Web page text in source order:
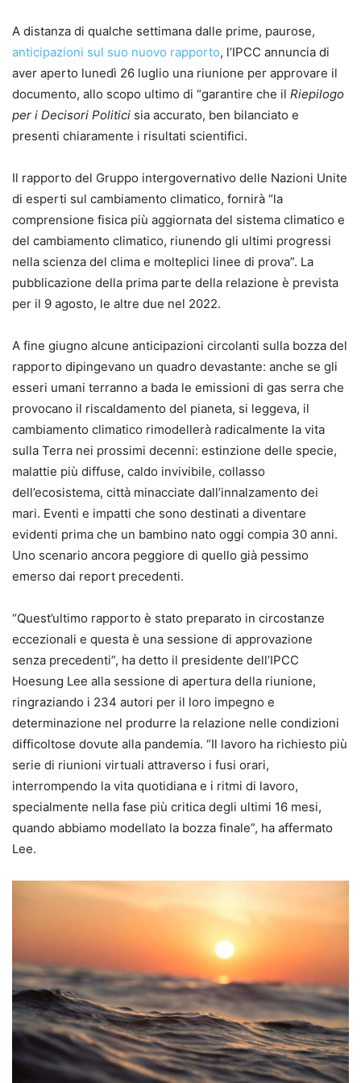
A distanza di qualche settimana dalle prime, paurose,
anticipazioni sul suo nuovo rapporto, l’IPCC annuncia di
aver aperto lunedì 26 luglio una riunione per approvare il
documento, allo scopo ultimo di “garantire che il Riepilogo
per i Decisori Politici sia accurato, ben bilanciato e
presenti chiaramente i risultati scientifici.
Il rapporto del Gruppo intergovernativo delle Nazioni Unite
di esperti sul cambiamento climatico, fornirà “la
comprensione fisica più aggiornata del sistema climatico e
del cambiamento climatico, riunendo gli ultimi progressi
nella scienza del clima e molteplici linee di prova”. La
pubblicazione della prima parte della relazione è prevista
per il 9 agosto, le altre due nel 2022.
A fine giugno alcune anticipazioni circolanti sulla bozza del
rapporto dipingevano un quadro devastante: anche se gli
esseri umani terranno a bada le emissioni di gas serra che
provocano il riscaldamento del pianeta, si leggeva, il
cambiamento climatico rimodellerà radicalmente la vita
sulla Terra nei prossimi decenni: estinzione delle specie,
malattie più diffuse, caldo invivibile, collasso
dell’ecosistema, città minacciate dall’innalzamento dei
mari. Eventi e impatti che sono destinati a diventare
evidenti prima che un bambino nato oggi compia 30 anni.
Uno scenario ancora peggiore di quello già pessimo
emerso dai report precedenti.
“Quest’ultimo rapporto è stato preparato in circostanze
eccezionali e questa è una sessione di approvazione
senza precedenti”, ha detto il presidente dell’IPCC
Hoesung Lee alla sessione di apertura della riunione,
ringraziando i 234 autori per il loro impegno e
determinazione nel produrre la relazione nelle condizioni
difficoltose dovute alla pandemia. “Il lavoro ha richiesto più
serie di riunioni virtuali attraverso i fusi orari,
interrompendo la vita quotidiana e i ritmi di lavoro,
specialmente nella fase più critica degli ultimi 16 mesi,
quando abbiamo modellato la bozza finale”, ha affermato
Lee.